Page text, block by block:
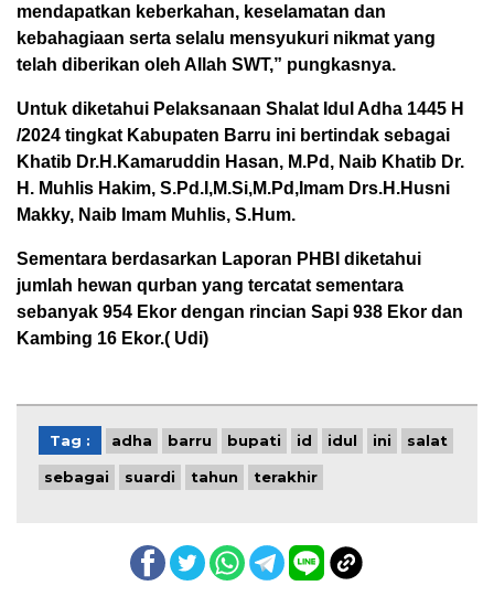
mendapatkan keberkahan, keselamatan dan
kebahagiaan serta selalu mensyukuri nikmat yang
telah diberikan oleh Allah SWT,” pungkasnya.
Untuk diketahui Pelaksanaan Shalat Idul Adha 1445 H
/2024 tingkat Kabupaten Barru ini bertindak sebagai
Khatib Dr.H.Kamaruddin Hasan, M.Pd, Naib Khatib Dr.
H. Muhlis Hakim, S.Pd.I,M.Si,M.Pd,Imam Drs.H.Husni
Makky, Naib Imam Muhlis, S.Hum.
Sementara berdasarkan Laporan PHBI diketahui
jumlah hewan qurban yang tercatat sementara
sebanyak 954 Ekor dengan rincian Sapi 938 Ekor dan
Kambing 16 Ekor.( Udi)
Tag : adha barru bupati id idul ini salat
sebagai suardi tahun terakhir